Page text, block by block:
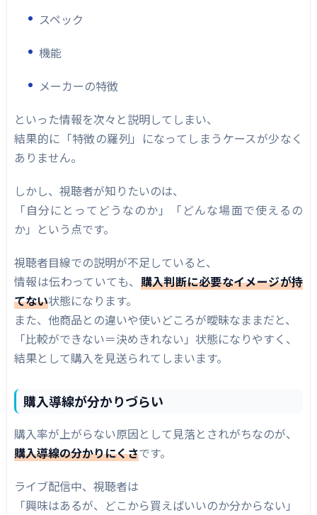
スペック
機能
メーカーの特徴
といった情報を次々と説明してしまい、
結果的に「特徴の羅列」になってしまうケースが少なく
ありません。
しかし、視聴者が知りたいのは、
「自分にとってどうなのか」「どんな場面で使えるの
か」という点です。
視聴者目線での説明が不足していると、
情報は伝わっていても、 購入判断に必要なイメージが持
てない状態になります。
また、他商品との違いや使いどころが曖昧なままだと、
「比較ができない＝決めきれない」状態になりやすく、
結果として購入を見送られてしまいます。
購入導線が分かりづらい
購入率が上がらない原因として見落とされがちなのが、
購入導線の分かりにくさです。
ライブ配信中、視聴者は
「興味はあるが、どこから買えばいいのか分からない」